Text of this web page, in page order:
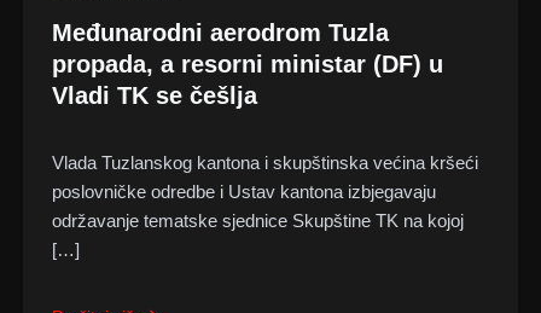
Međunarodni aerodrom Tuzla
propada, a resorni ministar (DF) u
Vladi TK se češlja
Vlada Tuzlanskog kantona i skupštinska većina kršeći
poslovničke odredbe i Ustav kantona izbjegavaju
održavanje tematske sjednice Skupštine TK na kojoj
[…]